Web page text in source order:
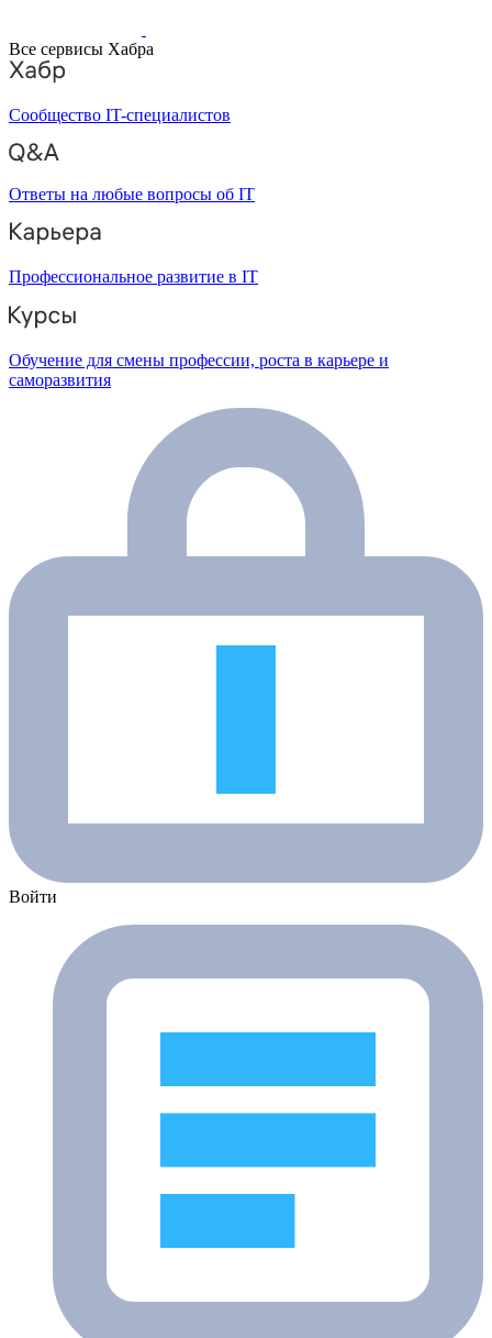
Все сервисы Хабра
Сообщество IT-специалистов
Ответы на любые вопросы об IT
Профессиональное развитие в IT
Обучение для смены профессии, роста в карьере и
саморазвития
Войти